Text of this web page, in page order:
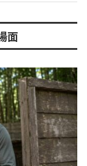
面